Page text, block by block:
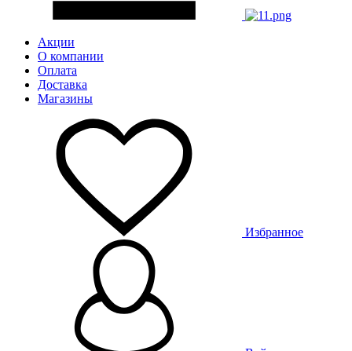
Акции
О компании
Оплата
Доставка
Магазины
Избранное